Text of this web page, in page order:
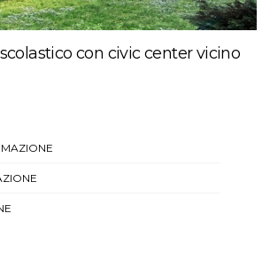
con civic center vicino